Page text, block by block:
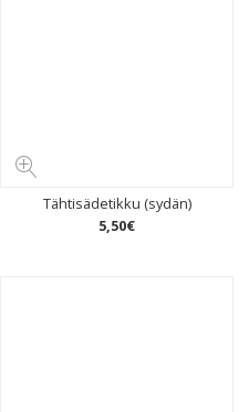
Tähtisädetikku (sydän)
5,50€